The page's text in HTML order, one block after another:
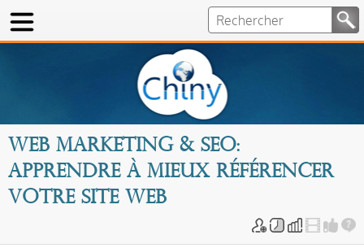
Web marketing & SEO:
Apprendre à mieux référencer
votre site Web